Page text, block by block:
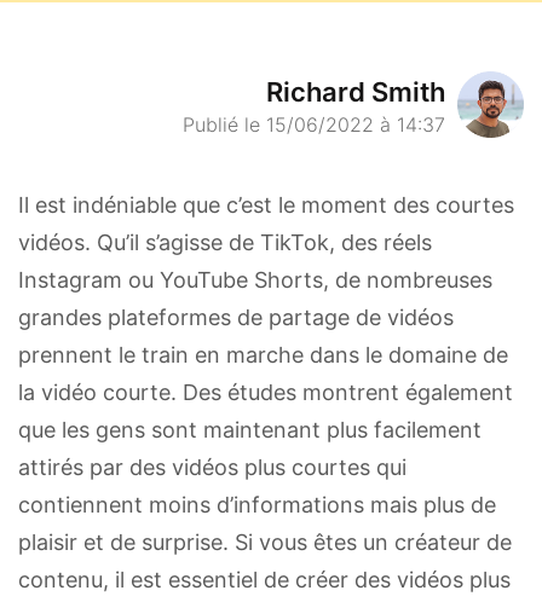
Richard Smith
Publié le 15/06/2022 à 14:37
Il est indéniable que c’est le moment des courtes
vidéos. Qu’il s’agisse de TikTok, des réels
Instagram ou YouTube Shorts, de nombreuses
grandes plateformes de partage de vidéos
prennent le train en marche dans le domaine de
la vidéo courte. Des études montrent également
que les gens sont maintenant plus facilement
attirés par des vidéos plus courtes qui
contiennent moins d’informations mais plus de
plaisir et de surprise. Si vous êtes un créateur de
contenu, il est essentiel de créer des vidéos plus